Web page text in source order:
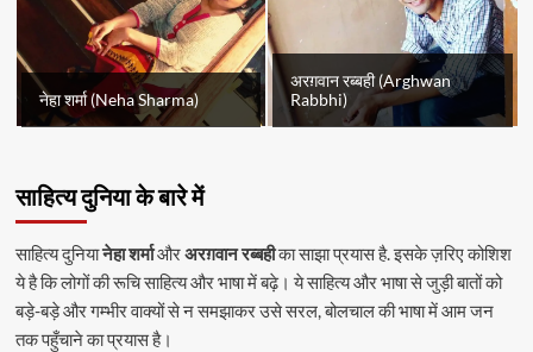
नेहा शर्मा (Neha Sharma)
अरग़वान रब्बही (Arghwan
Rabbhi)
साहित्य दुनिया के बारे में
साहित्य दुनियानेहा शर्माऔरअरग़वान रब्बहीका साझा प्रयास है. इसके ज़रिए कोशिश
ये है कि लोगों की रूचि साहित्य और भाषा में बढ़े। ये साहित्य और भाषा से जुड़ी बातों को
बड़े-बड़े और गम्भीर वाक्यों से न समझाकर उसे सरल, बोलचाल की भाषा में आम जन
तक पहुँचाने का प्रयास है।